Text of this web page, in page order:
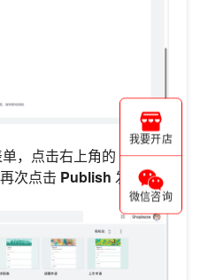
，点击右上角的
次点击 Publish 发布。
我要开店
微信咨询